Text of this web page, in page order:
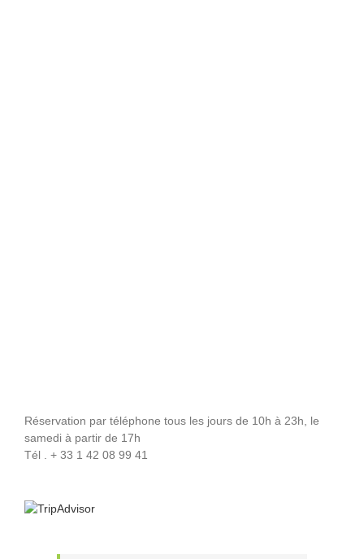
Réservation par téléphone tous les jours de 10h à 23h, le
samedi à partir de 17h
Tél . + 33 1 42 08 99 41